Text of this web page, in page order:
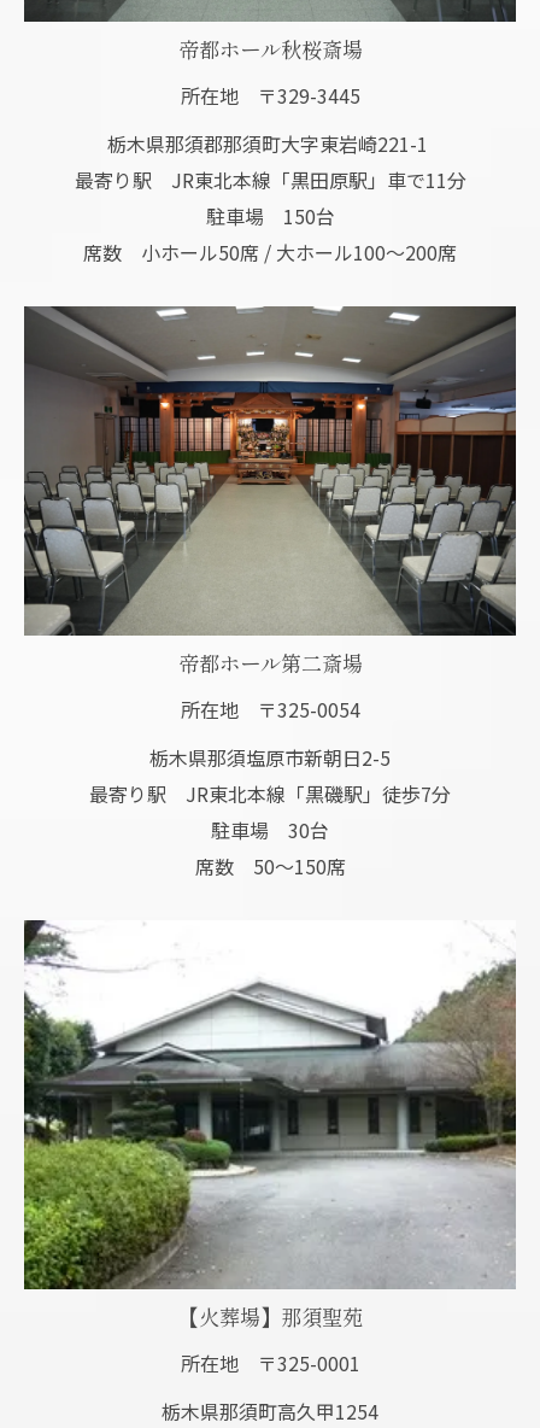
帝都ホール秋桜斎場
所在地 〒329-3445
栃木県那須郡那須町大字東岩崎221-1
最寄り駅 JR東北本線「黒田原駅」車で11分
駐車場 150台
席数 小ホール50席 / 大ホール100～200席
帝都ホール第二斎場
所在地 〒325-0054
栃木県那須塩原市新朝日2-5
最寄り駅 JR東北本線「黒磯駅」徒歩7分
駐車場 30台
席数 50～150席
【火葬場】那須聖苑
所在地 〒325-0001
栃木県那須町高久甲1254